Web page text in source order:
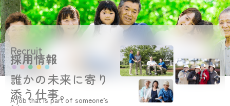
Recruit
採用情報
誰かの未来に寄り
添う仕事。
A job that is part of someone’s